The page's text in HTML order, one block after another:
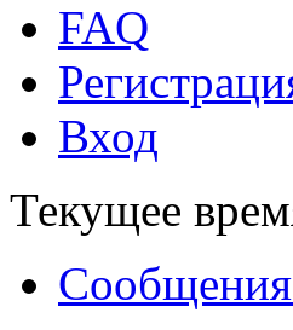
FAQ
Вход
Текущее
Сообщения